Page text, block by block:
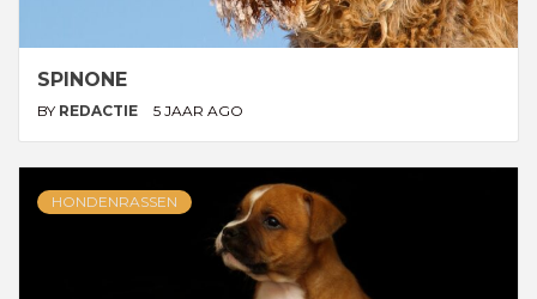
SPINONE
BY REDACTIE 5 JAAR AGO
HONDENRASSEN